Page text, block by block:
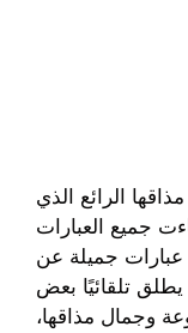
الرائع الذي
جميع العبارات
عبارات جميلة عن
تلقائيًا بعض
وجمال مذاقها،